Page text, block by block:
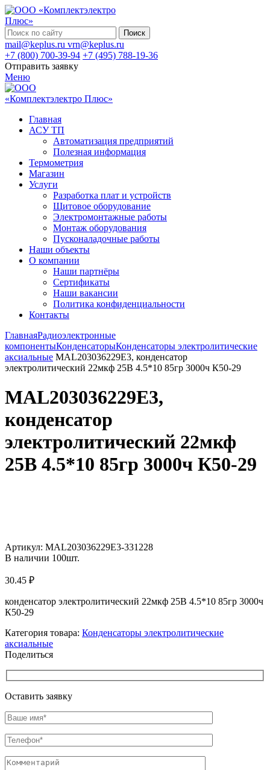
Поиск
mail@keplus.ru vrn@keplus.ru
+7 (800) 700-39-94 +7 (495) 788-19-36
Отправить заявку
Меню
Главная
АСУ ТП
Автоматизация предприятий
Полезная информация
Термометрия
Магазин
Услуги
Разработка плат и устройств
Щитовое оборудование
Электромонтажные работы
Монтаж оборудования
Пусконаладочные работы
Наши объекты
О компании
Наши партнёры
Сертификаты
Наши вакансии
Политика конфиденциальности
Контакты
ГлавнаяРадиоэлектронные
компонентыКонденсаторыКонденсаторы электролитические
аксиальные MAL203036229E3, конденсатор
электролитический 22мкф 25В 4.5*10 85гр 3000ч К50-29
MAL203036229E3,
конденсатор
электролитический 22мкф
25В 4.5*10 85гр 3000ч К50-29
Артикул: MAL203036229E3-331228
В наличии 100шт.
30.45 ₽
конденсатор электролитический 22мкф 25В 4.5*10 85гр 3000ч
К50-29
Категория товара: Конденсаторы электролитические
аксиальные
Поделиться
Оставить заявку